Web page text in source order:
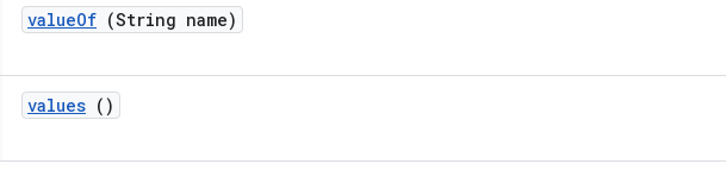
valueOf (String name)
values ()